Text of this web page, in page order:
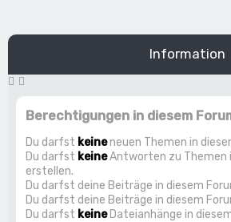
Information
Berechtigungen in diesem
Du darfst keineneuen Themen in
Du darfst keineAntworten zu Themen
erstellen.
Du darfst deine Beiträge in diesem
Du darfst deine Beiträge in diesem
Du darfst keineDateianhänge in